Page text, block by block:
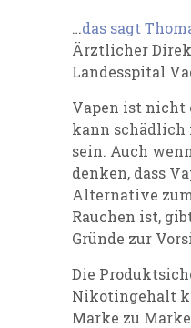
…das sagt
Ärztlicher
Landesspital
Vapen ist nicht
kann schädlich
sein. Auch
denken, dass
Alternative
Rauchen ist,
Gründe zur
Die
Nikotingehalt
Marke zu